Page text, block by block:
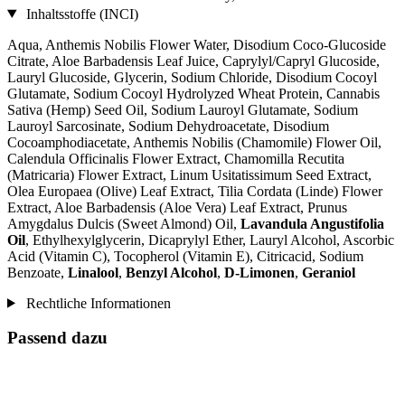
Inhaltsstoffe (INCI)
Aqua, Anthemis Nobilis Flower Water, Disodium Coco-Glucoside
Citrate, Aloe Barbadensis Leaf Juice, Caprylyl/Capryl Glucoside,
Lauryl Glucoside, Glycerin, Sodium Chloride, Disodium Cocoyl
Glutamate, Sodium Cocoyl Hydrolyzed Wheat Protein, Cannabis
Sativa (Hemp) Seed Oil, Sodium Lauroyl Glutamate, Sodium
Lauroyl Sarcosinate, Sodium Dehydroacetate, Disodium
Cocoamphodiacetate, Anthemis Nobilis (Chamomile) Flower Oil,
Calendula Officinalis Flower Extract, Chamomilla Recutita
(Matricaria) Flower Extract, Linum Usitatissimum Seed Extract,
Olea Europaea (Olive) Leaf Extract, Tilia Cordata (Linde) Flower
Extract, Aloe Barbadensis (Aloe Vera) Leaf Extract, Prunus
Amygdalus Dulcis (Sweet Almond) Oil, Lavandula Angustifolia
Oil, Ethylhexylglycerin, Dicaprylyl Ether, Lauryl Alcohol, Ascorbic
Acid (Vitamin C), Tocopherol (Vitamin E), Citricacid, Sodium
Benzoate, Linalool, Benzyl Alcohol, D-Limonen, Geraniol
Rechtliche Informationen
Passend dazu